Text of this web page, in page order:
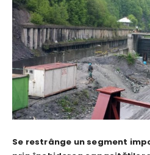
Se restrânge un segment